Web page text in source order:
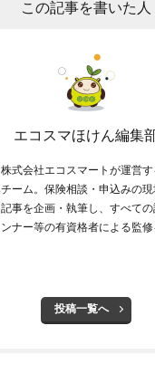
この記事を書いた人
エコスマほけん編集
式会社エコスマートが運営
ーム。保険相談・申込みの
事を企画・執筆し、すべて
ナー等の有資格者による監
投稿一覧へ